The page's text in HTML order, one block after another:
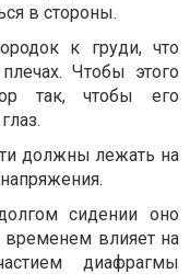
в стороны.
к груди, что
Чтобы этого
так, чтобы его
должны лежать на
сидении оно
временем влияет на
диафрагмы